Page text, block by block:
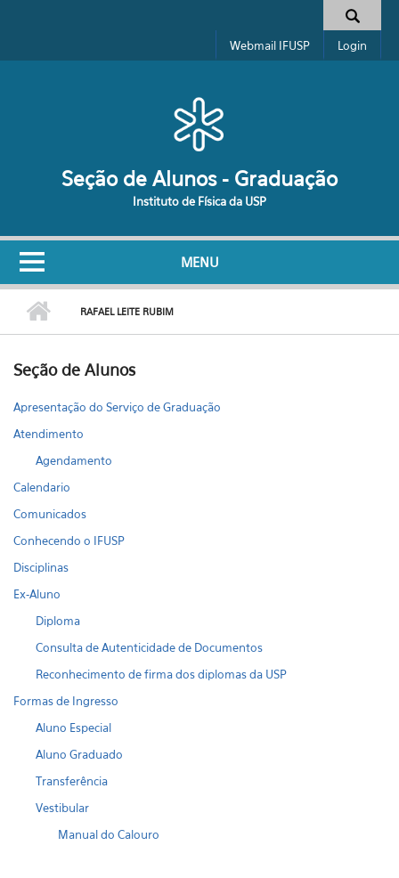
Formulário de busca
Webmail IFUSP Login
Seção de Alunos - Graduação
Instituto de Física da USP
MENU
RAFAEL LEITE RUBIM
Seção de Alunos
Apresentação do Serviço de Graduação
Atendimento
Agendamento
Calendario
Comunicados
Conhecendo o IFUSP
Disciplinas
Ex-Aluno
Diploma
Consulta de Autenticidade de Documentos
Reconhecimento de firma dos diplomas da USP
Formas de Ingresso
Aluno Especial
Aluno Graduado
Transferência
Vestibular
Manual do Calouro